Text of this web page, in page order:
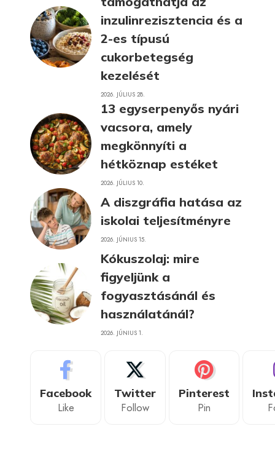
inzulinrezisztencia és a
2-es típusú
cukorbetegség
kezelését
2026. JÚLIUS 28.
13 egyserpenyős nyári
vacsora, amely
megkönnyíti a
hétköznap estéket
2026. JÚLIUS 10.
A diszgráfia hatása az
iskolai teljesítményre
2026. JÚNIUS 15.
Kókuszolaj: mire
figyeljünk a
fogyasztásánál és
használatánál?
2026. JÚNIUS 1.
Facebook
Like
Twitter
Follow
Pinterest
Pin